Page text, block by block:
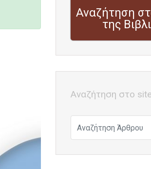
Αναζήτηση
της
Αναζήτηση στο